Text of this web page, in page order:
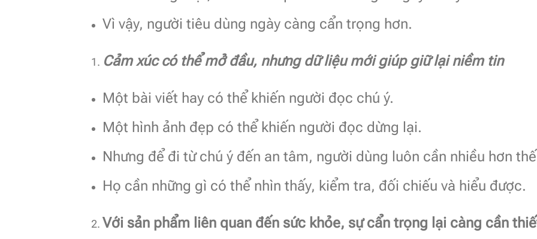
Vì vậy, người tiêu dùng ngày càng cẩn trọng hơn.
Cảm xúc có thể mở đầu, nhưng dữ liệu mới giúp giữ lại niềm tin
Một bài viết hay có thể khiến người đọc chú ý.
Một hình ảnh đẹp có thể khiến người đọc dừng lại.
Nhưng để đi từ chú ý đến an tâm, người dùng luôn cần nhiều hơn
Họ cần những gì có thể nhìn thấy, kiểm tra, đối chiếu và hiểu được.
Với sản phẩm liên quan đến sức khỏe, sự cẩn trọng lại càng cần